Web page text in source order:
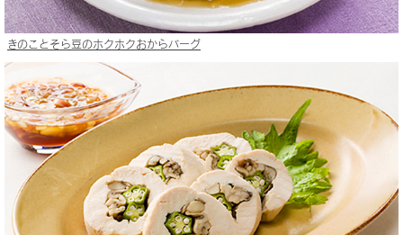
きのことそら豆のホクホクおからバーグ